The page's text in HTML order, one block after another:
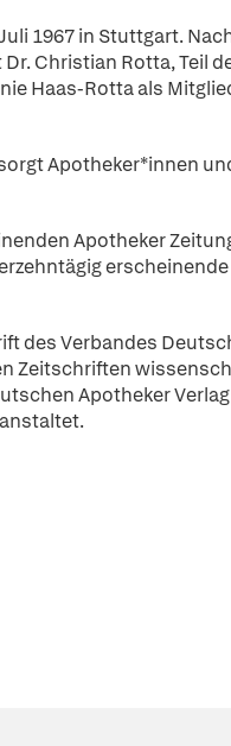
1967 in Stuttgart.
Christian Rotta,
Haas-Rotta als
Apotheker*innen
Apotheker
des Verbandes
Zeitschriften
Apotheker